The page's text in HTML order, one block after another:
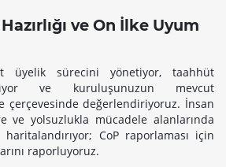
ve On İlke Uyum
üyelik sürecini yönetiyor, taahhüt
ve kuruluşunuzun mevcut
çerçevesinde değerlendiriyoruz. İnsan
ve yolsuzlukla mücadele alanlarında
CoP raporlaması için
raporluyoruz.